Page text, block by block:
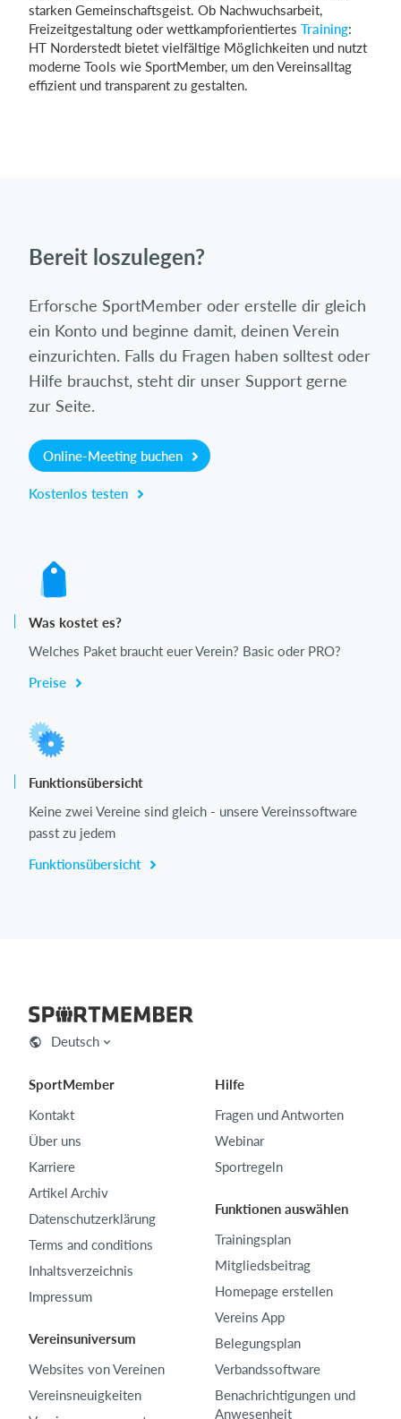
starken Gemeinschaftsgeist. Ob Nachwuchsarbeit,
Freizeitgestaltung oder wettkampforientiertes Training:
HT Norderstedt bietet vielfältige Möglichkeiten und nutzt
moderne Tools wie SportMember, um den Vereinsalltag
effizient und transparent zu gestalten.
Bereit loszulegen?
Erforsche SportMember oder erstelle dir gleich
ein Konto und beginne damit, deinen Verein
einzurichten. Falls du Fragen haben solltest oder
Hilfe brauchst, steht dir unser Support gerne
zur Seite.
Online-Meeting buchen
Kostenlos testen
Was kostet es?
Welches Paket braucht euer Verein? Basic oder PRO?
Preise
Funktionsübersicht
Keine zwei Vereine sind gleich - unsere Vereinssoftware
passt zu jedem
Funktionsübersicht
Deutsch
SportMember
Kontakt
Über uns
Karriere
Artikel Archiv
Datenschutzerklärung
Terms and conditions
Inhaltsverzeichnis
Impressum
Vereinsuniversum
Websites von Vereinen
Vereinsneuigkeiten
Hilfe
Fragen und Antworten
Webinar
Sportregeln
Funktionen auswählen
Trainingsplan
Mitgliedsbeitrag
Homepage erstellen
Vereins App
Belegungsplan
Verbandssoftware
Benachrichtigungen und
Anwesenheit